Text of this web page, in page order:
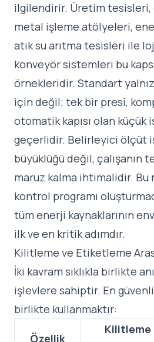
ilgilendirir. Üretim tesisleri,
metal işleme atölyeleri,
atık su arıtma tesisleri ile
konveyör sistemleri bu
örnekleridir. Standart
için değil; tek bir presi,
otomatik kapısı olan
geçerlidir. Belirleyici ölçüt
büyüklüğü değil, çalışanın
maruz kalma ihtimalidir.
kontrol programı
tüm enerji kaynaklarının
ilk ve en kritik adımdır.
Kilitleme ve Etiketleme
İki kavram sıklıkla birlikte
işlevlere sahiptir. En
birlikte kullanmaktır:
Özellik
Kilitleme